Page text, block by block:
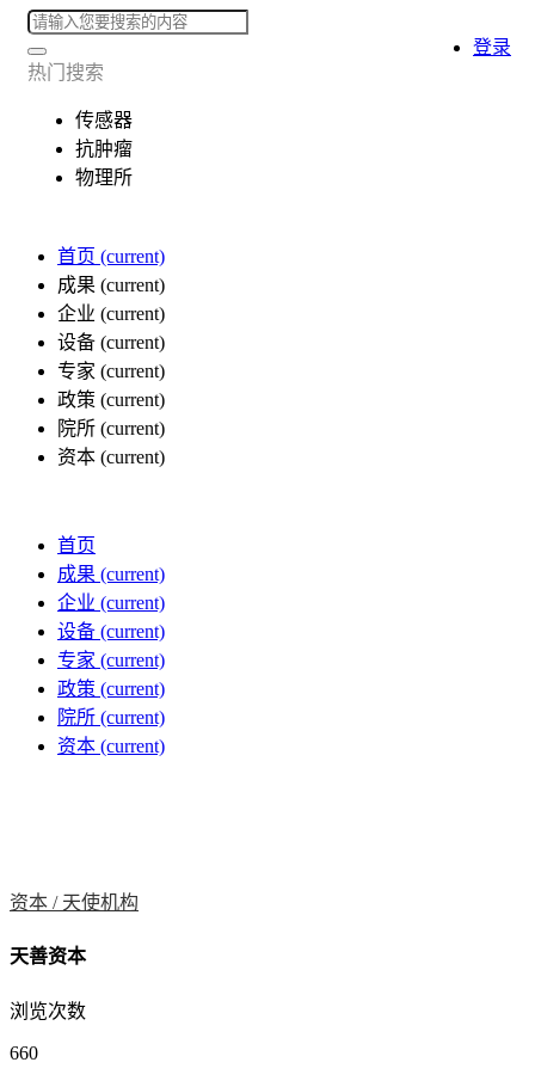
热门搜索
传感器
抗肿瘤
物理所
首页 (current)
成果 (current)
企业 (current)
设备 (current)
专家 (current)
政策 (current)
院所 (current)
资本 (current)
登录
首页
成果 (current)
企业 (current)
设备 (current)
专家 (current)
政策 (current)
院所 (current)
资本 (current)
资本 / 天使机构
天善资本
浏览次数
660